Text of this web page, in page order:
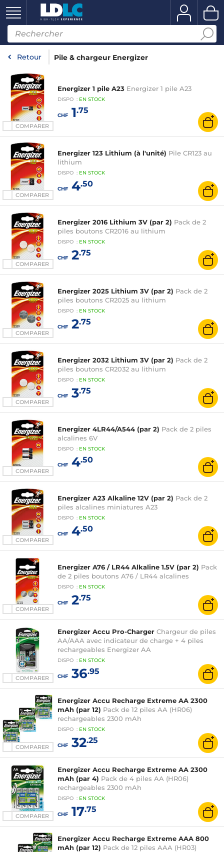
Retour Pile & chargeur Energizer
COMPARER
Energizer 1 pile A23 Energizer 1 pile A23
DISPO : EN STOCK
CHF1.75
COMPARER
Energizer 123 Lithium (à l'unité) Pile CR123 au
lithium
DISPO : EN STOCK
CHF4.50
COMPARER
Energizer 2016 Lithium 3V (par 2) Pack de 2
piles boutons CR2016 au lithium
DISPO : EN STOCK
CHF2.75
COMPARER
Energizer 2025 Lithium 3V (par 2) Pack de 2
piles boutons CR2025 au lithium
DISPO : EN STOCK
CHF2.75
COMPARER
Energizer 2032 Lithium 3V (par 2) Pack de 2
piles boutons CR2032 au lithium
DISPO : EN STOCK
CHF3.75
COMPARER
Energizer 4LR44/A544 (par 2) Pack de 2 piles
alcalines 6V
DISPO : EN STOCK
CHF4.50
COMPARER
Energizer A23 Alkaline 12V (par 2) Pack de 2
piles alcalines miniatures A23
DISPO : EN STOCK
CHF4.50
COMPARER
Energizer A76 / LR44 Alkaline 1.5V (par 2) Pack
de 2 piles boutons A76 / LR44 alcalines
DISPO : EN STOCK
CHF2.75
COMPARER
Energizer Accu Pro-Charger Chargeur de piles
AA/AAA avec indicateur de charge + 4 piles
rechargeables Energizer AA
DISPO : EN STOCK
CHF36.95
COMPARER
Energizer Accu Recharge Extreme AA 2300
mAh (par 12) Pack de 12 piles AA (HR06)
rechargeables 2300 mAh
DISPO : EN STOCK
CHF32.25
COMPARER
Energizer Accu Recharge Extreme AA 2300
mAh (par 4) Pack de 4 piles AA (HR06)
rechargeables 2300 mAh
DISPO : EN STOCK
CHF17.75
Energizer Accu Recharge Extreme AAA 800
mAh (par 12) Pack de 12 piles AAA (HR03)